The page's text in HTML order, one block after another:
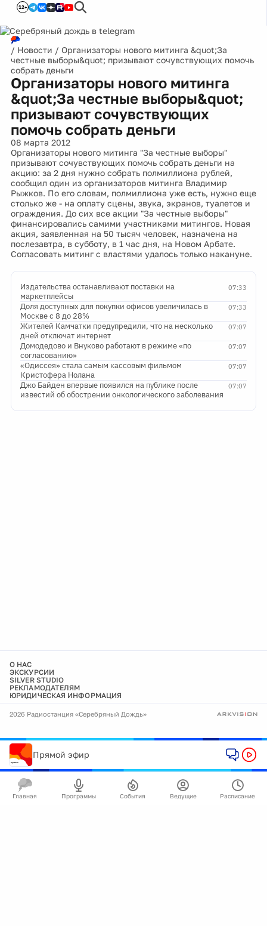
12+
/ Новости / Организаторы нового митинга &quot;За
честные выборы&quot; призывают сочувствующих помочь
собрать деньги
Организаторы нового митинга
&quot;За честные выборы&quot;
призывают сочувствующих
помочь собрать деньги
08 марта 2012
Организаторы нового митинга "За честные выборы"
призывают сочувствующих помочь собрать деньги на
акцию: за 2 дня нужно собрать полмиллиона рублей,
сообщил один из организаторов митинга Владимир
Рыжков. По его словам, полмиллиона уже есть, нужно еще
столько же - на оплату сцены, звука, экранов, туалетов и
ограждения. До сих все акции "За честные выборы"
финансировались самими участниками митингов. Новая
акция, заявленная на 50 тысяч человек, назначена на
послезавтра, в субботу, в 1 час дня, на Новом Арбате.
Согласовать митинг с властями удалось только накануне.
07:33
Издательства останавливают поставки на
маркетплейсы
07:33
Доля доступных для покупки офисов увеличилась в
Москве с 8 до 28%
07:07
Жителей Камчатки предупредили, что на несколько
дней отключат интернет
07:07
Домодедово и Внуково работают в режиме «по
согласованию»
07:07
«Одиссея» стала самым кассовым фильмом
Кристофера Нолана
07:07
Джо Байден впервые появился на публике после
известий об обострении онкологического заболевания
О НАС
ЭКСКУРСИИ
SILVER STUDIO
РЕКЛАМОДАТЕЛЯМ
ЮРИДИЧЕСКАЯ ИНФОРМАЦИЯ
2026 Радиостанция «Серебряный Дождь»
Прямой эфир
Главная Программы События Ведущие Расписание